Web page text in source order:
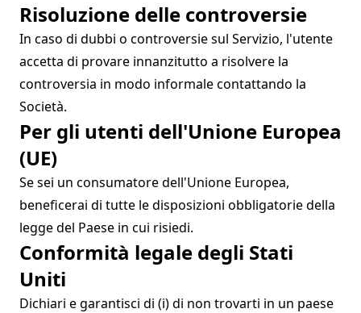
Risoluzione delle controversie
In caso di dubbi o controversie sul Servizio, l'utente
accetta di provare innanzitutto a risolvere la
controversia in modo informale contattando la
Società.
Per gli utenti dell'Unione Europea
(UE)
Se sei un consumatore dell'Unione Europea,
beneficerai di tutte le disposizioni obbligatorie della
legge del Paese in cui risiedi.
Conformità legale degli Stati
Uniti
Dichiari e garantisci di (i) di non trovarti in un paese